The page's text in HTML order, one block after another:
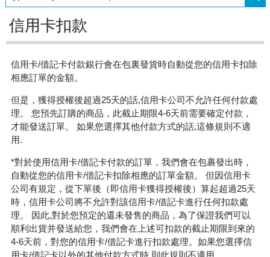
信用卡扣款
信用卡/借記卡付款銀行會在包裏發貨時自動從您的信用卡扣除
相應訂單的金額。
但是，獲得授權後超過25天的話,信用卡公司不允許任何付款處
理。 您預先訂購的商品，此截止期限4-6天前需要確定付款，
才能發送訂單。 如果您選擇其他付款方式的話,這條規則不適
用.
*對於使用信用卡/借記卡付款的訂單，我們會在包裹發出時，
自動從您的信用卡/借記卡扣除相應的訂單金額。 但因信用卡
公司有規定，從下單後（即信用卡獲得授權後）算起超過25天
時，信用卡公司將不允許對該信用卡/借記卡進行任何扣款處
理。 因此,對於您預定的還未發售的商品，為了保證我們可以
順利出貨并發送給您，我們會在上述可扣款的截止期限到來的
4-6天前，對您的信用卡/借記卡進行扣款處理。如果您選擇信